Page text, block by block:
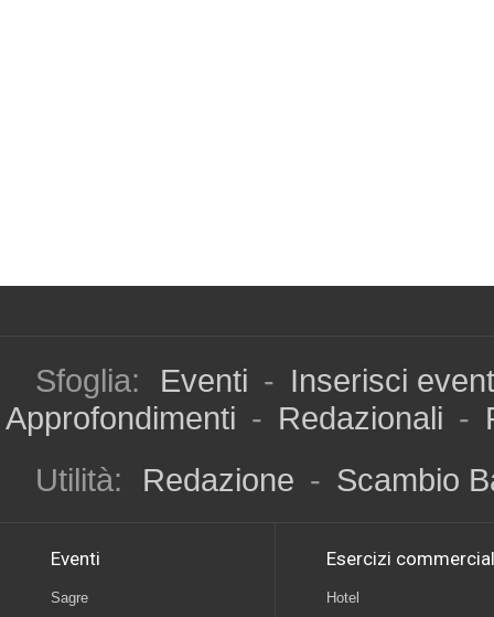
Sfoglia: Eventi - Inserisci
Approfondimenti - Redazionali -
Utilità:
Redazione - Scambio
Eventi
Sagre
Esercizi
Hotel